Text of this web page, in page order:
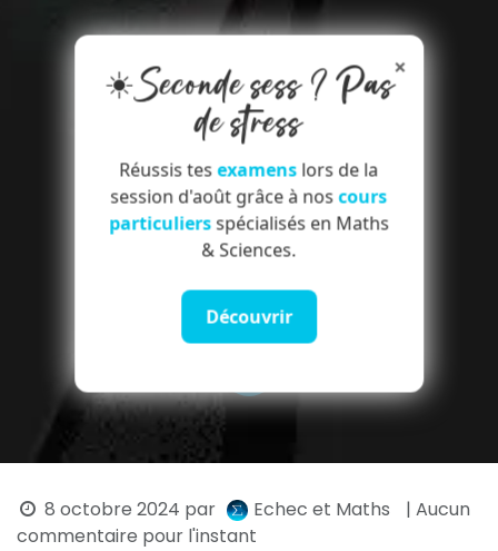
8 octobre 2024 par Echec et Maths
| Aucun
commentaire pour l'instant
×
☀️Seconde sess ? Pas
de stress
Réussis tesexamens lors de la
session d'août grâce à noscours
particuliers spécialisés en Maths
& Sciences.
Découvrir